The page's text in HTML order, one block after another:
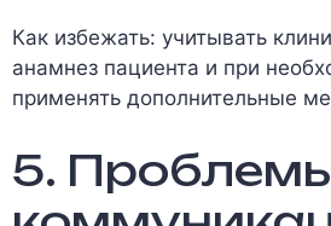
Как избежать: учитывать
анамнез пациента и при
применять дополнительные
5.